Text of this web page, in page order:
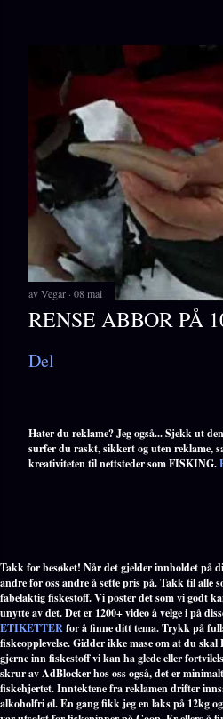
avVegar 08 mai
RENSE ABBOR PÅ
Del
Hater du reklame? Jeg også... Sjekk ut
surfer du raskt, sikkert og uten reklame,
kreativiteten til nettsteder som FISKING.
Takk for besøket! Når det gjelder innholdet på
andre for oss andre å sette pris på. Takk til alle
fabelaktig fiskestoff. Vi poster det som vi godt
unytte av det. Det er 1200+ video å velge i på
ETIKETTERfor å finne ditt tema. Trykk på
fiskeopplevelse. Gidder ikke mase om at du
gjerne inn fiskestoff vi kan ha glede eller
skrur av AdBlocker hos oss også, det er
fiskehjertet. Inntektene fra reklamen drifter
alkoholfri øl. En gang fikk jeg en laks på 12kg